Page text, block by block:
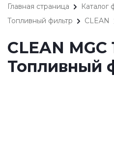
Главная страница
Каталог
Топливный фильтр
CLEAN
CLEAN MGC
Топливный